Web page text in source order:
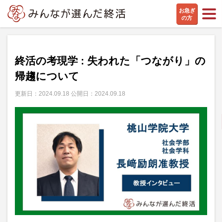
お急ぎ
の方
終活の考現学 : 失われた「つながり」の
帰趨について
更新日：2024.09.18 公開日：2024.09.18